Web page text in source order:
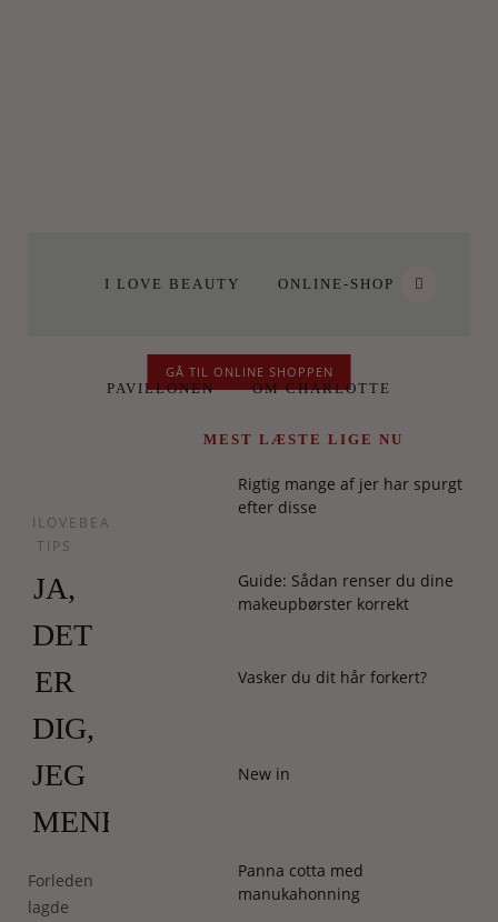
I LOVE BEAUTY ONLINE-SHOP
PAVILLONEN OM CHARLOTTE
GÅ TIL ONLINE SHOPPEN
ILOVEBEAUTY
TIPS
JA,
DET
ER
DIG,
JEG
MENER!
Forleden
lagde
MEST LÆSTE LIGE NU
Rigtig mange af jer har spurgt
efter disse
Guide: Sådan renser du dine
makeupbørster korrekt
Vasker du dit hår forkert?
New in
Panna cotta med
manukahonning